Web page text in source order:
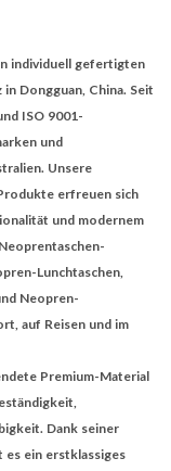
individuell gefertigten
Dongguan, China. Seit
ISO 9001-
und
Unsere
erfreuen sich
und modernem
Lunchtaschen,
Neopren-
auf Reisen und im
Premium-Material
Dank seiner
es ein erstklassiges